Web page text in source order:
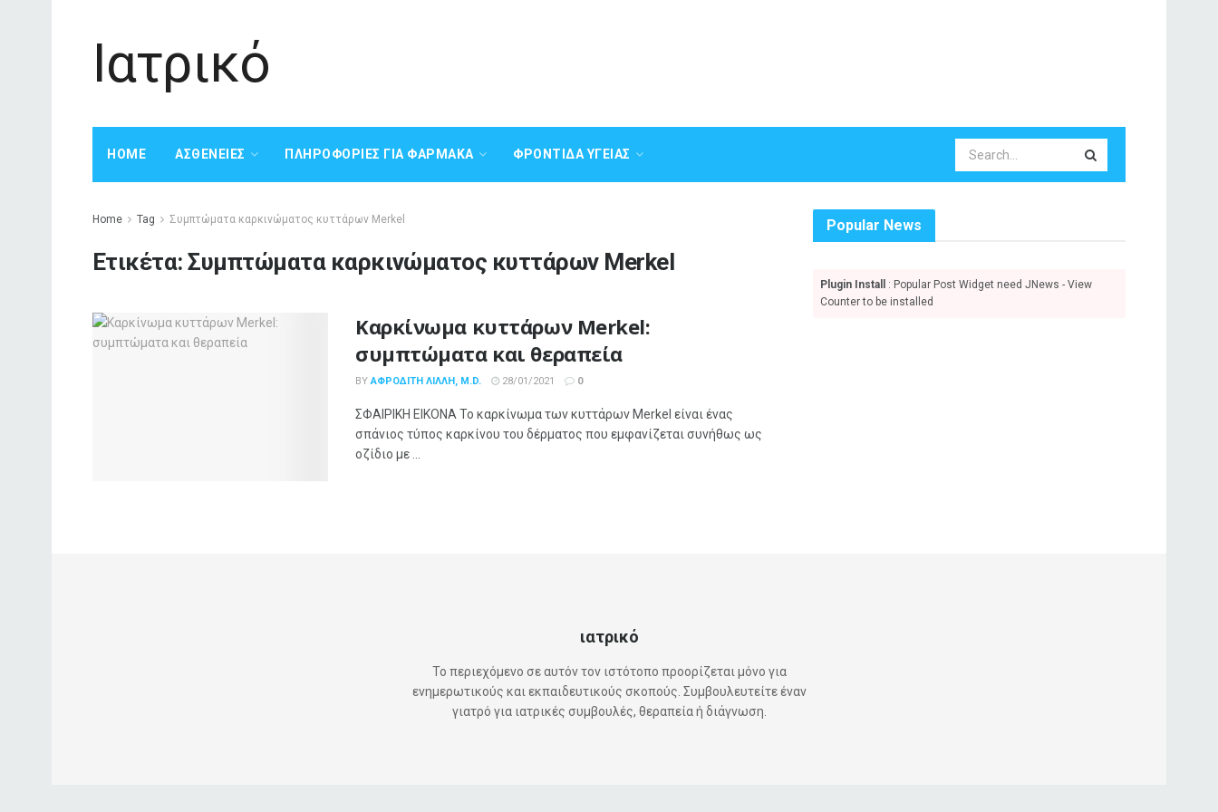
Ιατρικό
HOME ΑΣΘΈΝΕΙΕΣ ΠΛΗΡΟΦΟΡΊΕΣ ΓΙΑ ΦΆΡΜΑΚΑ ΦΡΟΝΤΊΔΑ ΥΓΕΊΑΣ
Home Tag Συμπτώματα καρκινώματος κυττάρων Merkel
Ετικέτα:Συμπτώματα καρκινώματος κυττάρων Merkel
Καρκίνωμα κυττάρων Merkel:
συμπτώματα και θεραπεία
BY ΑΦΡΟΔΊΤΗ ΛΙΛΛΉ, M.D. 28/01/2021 0
ΣΦΑΙΡΙΚΗ ΕΙΚΟΝΑ Το καρκίνωμα των κυττάρων Merkel είναι ένας
σπάνιος τύπος καρκίνου του δέρματος που εμφανίζεται συνήθως ως
οζίδιο με ...
Popular News
Plugin Install
: Popular Post Widget need JNews - View
Counter to be installed
ιατρικό
Το περιεχόμενο σε αυτόν τον ιστότοπο προορίζεται μόνο για
ενημερωτικούς και εκπαιδευτικούς σκοπούς. Συμβουλευτείτε έναν
γιατρό για ιατρικές συμβουλές, θεραπεία ή διάγνωση.